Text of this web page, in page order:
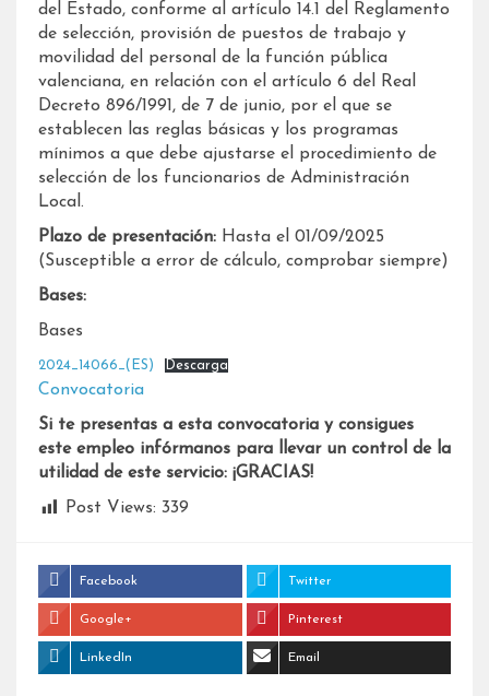
del Estado, conforme al artículo 14.1 del Reglamento
de selección, provisión de puestos de trabajo y
movilidad del personal de la función pública
valenciana, en relación con el artículo 6 del Real
Decreto 896/1991, de 7 de junio, por el que se
establecen las reglas básicas y los programas
mínimos a que debe ajustarse el procedimiento de
selección de los funcionarios de Administración
Local.
Plazo de presentación: Hasta el 01/09/2025
(Susceptible a error de cálculo, comprobar siempre)
Bases:
Bases
2024_14066_(ES) Descarga
Convocatoria
Si te presentas a esta convocatoria y consigues
este empleo infórmanos para llevar un control de la
utilidad de este servicio: ¡GRACIAS!
Post Views: 339
Facebook Twitter
Google+ Pinterest
LinkedIn Email